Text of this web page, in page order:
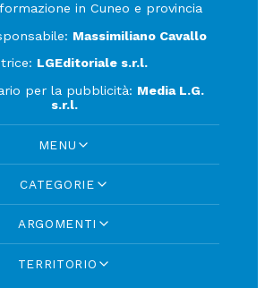
in Cuneo e provincia
Massimiliano Cavallo
LGEditoriale s.r.l.
per la pubblicità: Media L.G.
s.r.l.
MENU
CATEGORIE
ARGOMENTI
TERRITORIO